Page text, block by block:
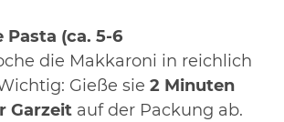
Pasta (ca. 5-6
die Makkaroni in reichlich
Gieße sie 2 Minuten
Garzeit auf der Packung ab.